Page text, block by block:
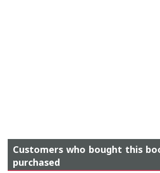
Customers who bought this
purchased